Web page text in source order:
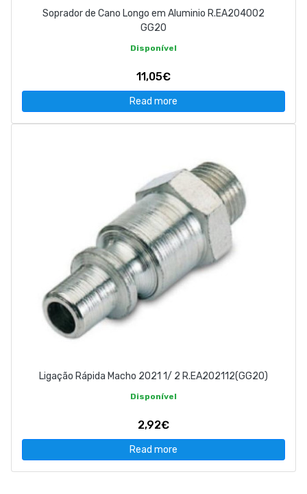
Soprador de Cano Longo em Aluminio R.EA204002
GG20
Disponível
11,05€
Read more
Ligação Rápida Macho 2021 1/ 2 R.EA202112(GG20)
Disponível
2,92€
Read more